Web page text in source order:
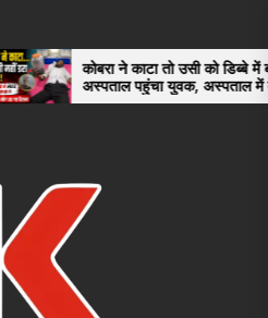
कोबरा ने काटा तो उसी को डिब्बे में बंद कर
अस्पताल पहुंचा युवक, अस्पताल में देखकर डॉक्टर
भी रह गए हैरान